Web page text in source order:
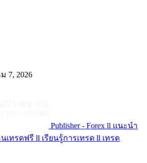
7, 2026
Publisher - Forex ll แนะนำ
เทรดฟรี ll เรียนรู้การเทรด ll เทรด